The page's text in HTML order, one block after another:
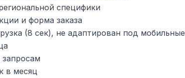
специфики
и форма заказа
(8 сек), не адаптирован под мобильные
в месяц